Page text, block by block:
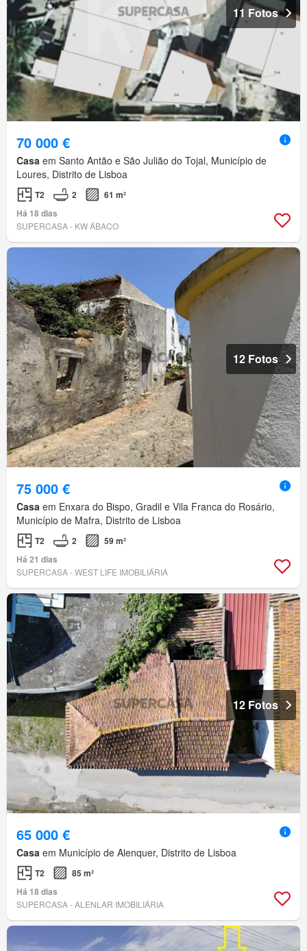
11 Fotos
70 000 €
Casa em Santo Antão e São Julião do Tojal, Município de
Loures, Distrito de Lisboa
T2 2
61 m²
Há 18 dias
SUPERCASA - KW ÁBACO
12 Fotos
75 000 €
Casa em Enxara do Bispo, Gradil e Vila Franca do Rosário,
Município de Mafra, Distrito de Lisboa
T2 2
59 m²
Há 21 dias
SUPERCASA - WEST LIFE IMOBILIÁRIA
12 Fotos
65 000 €
Casa em Município de Alenquer, Distrito de Lisboa
T2
85 m²
Há 18 dias
SUPERCASA - ALENLAR IMOBILIÁRIA